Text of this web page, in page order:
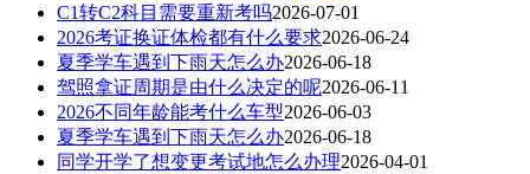
C1转C2科目需要重新考吗2026-07-01
2026考证换证体检都有什么要求2026-06-24
夏季学车遇到下雨天怎么办2026-06-18
驾照拿证周期是由什么决定的呢2026-06-11
2026不同年龄能考什么车型2026-06-03
夏季学车遇到下雨天怎么办2026-06-18
同学开学了想变更考试地怎么办理2026-04-01